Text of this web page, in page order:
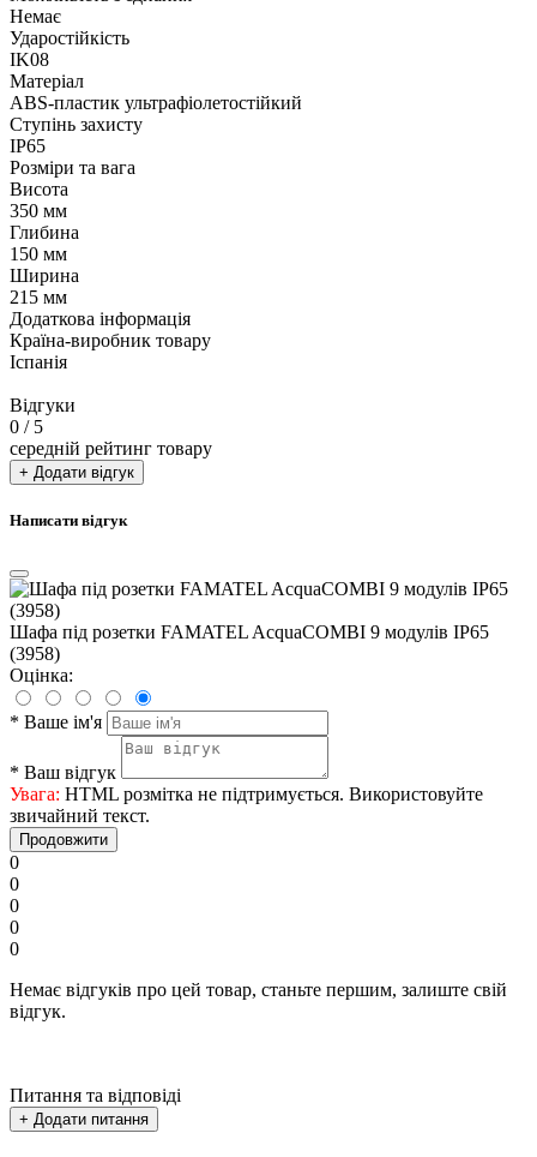
Немає
Ударостійкість
IK08
Матеріал
ABS-пластик ультрафіолетостійкий
Ступінь захисту
IP65
Розміри та вага
Висота
350 мм
Глибина
150 мм
Ширина
215 мм
Додаткова інформація
Країна-виробник товару
Іспанія
Відгуки
0 / 5
середній рейтинг товару
+ Додати відгук
Написати відгук
Шафа під розетки FAMATEL AcquaCOMBI 9 модулів IP65
(3958)
Оцінка:
* Ваше ім'я
* Ваш відгук
Увага: HTML розмітка не підтримується. Використовуйте
звичайний текст.
Продовжити
0
0
0
0
0
Немає відгуків про цей товар, станьте першим, залиште свій
відгук.
Питання та відповіді
+ Додати питання